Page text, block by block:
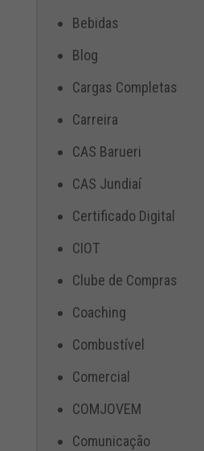
Bebidas
Blog
Cargas Completas
Carreira
CAS Barueri
CAS Jundiaí
Certificado Digital
CIOT
Clube de Compras
Coaching
Combustível
Comercial
COMJOVEM
Comunicação